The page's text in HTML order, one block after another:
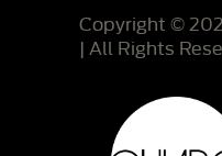
Copyright ©
| All Rights